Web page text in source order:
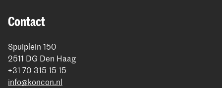
Contact
Spuiplein 150
2511 DG Den Haag
+31 70 315 15 15
info@koncon.nl